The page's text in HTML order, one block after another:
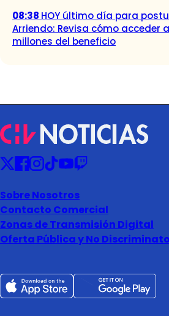
08:38 HOY último día para
Arriendo: Revisa cómo acceder
millones del beneficio
Sobre Nosotros
Contacto Comercial
Zonas de Transmisión Digital
Oferta Pública y No